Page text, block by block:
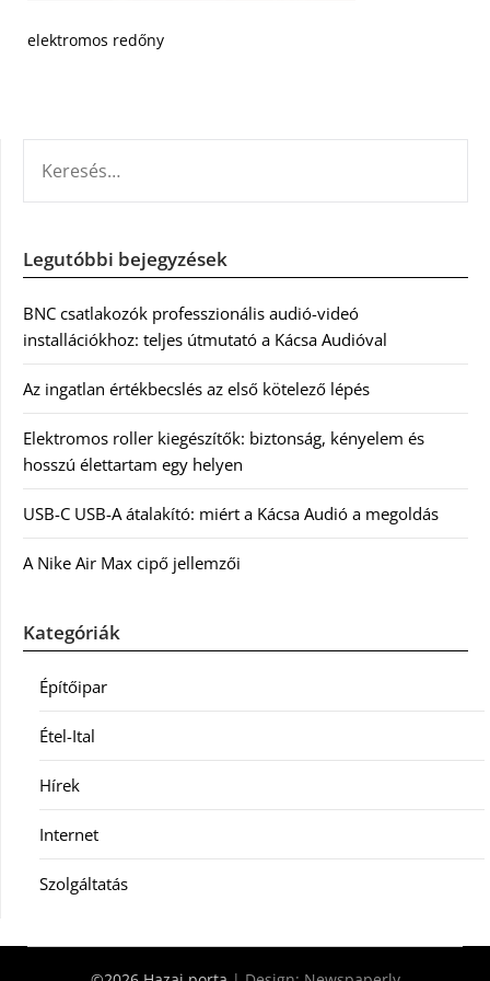
elektromos redőny
Legutóbbi bejegyzések
BNC csatlakozók professzionális audió-videó
installációkhoz: teljes útmutató a Kácsa Audióval
Az ingatlan értékbecslés az első kötelező lépés
Elektromos roller kiegészítők: biztonság, kényelem és
hosszú élettartam egy helyen
USB-C USB-A átalakító: miért a Kácsa Audió a megoldás
A Nike Air Max cipő jellemzői
Kategóriák
Építőipar
Étel-Ital
Hírek
Internet
Szolgáltatás